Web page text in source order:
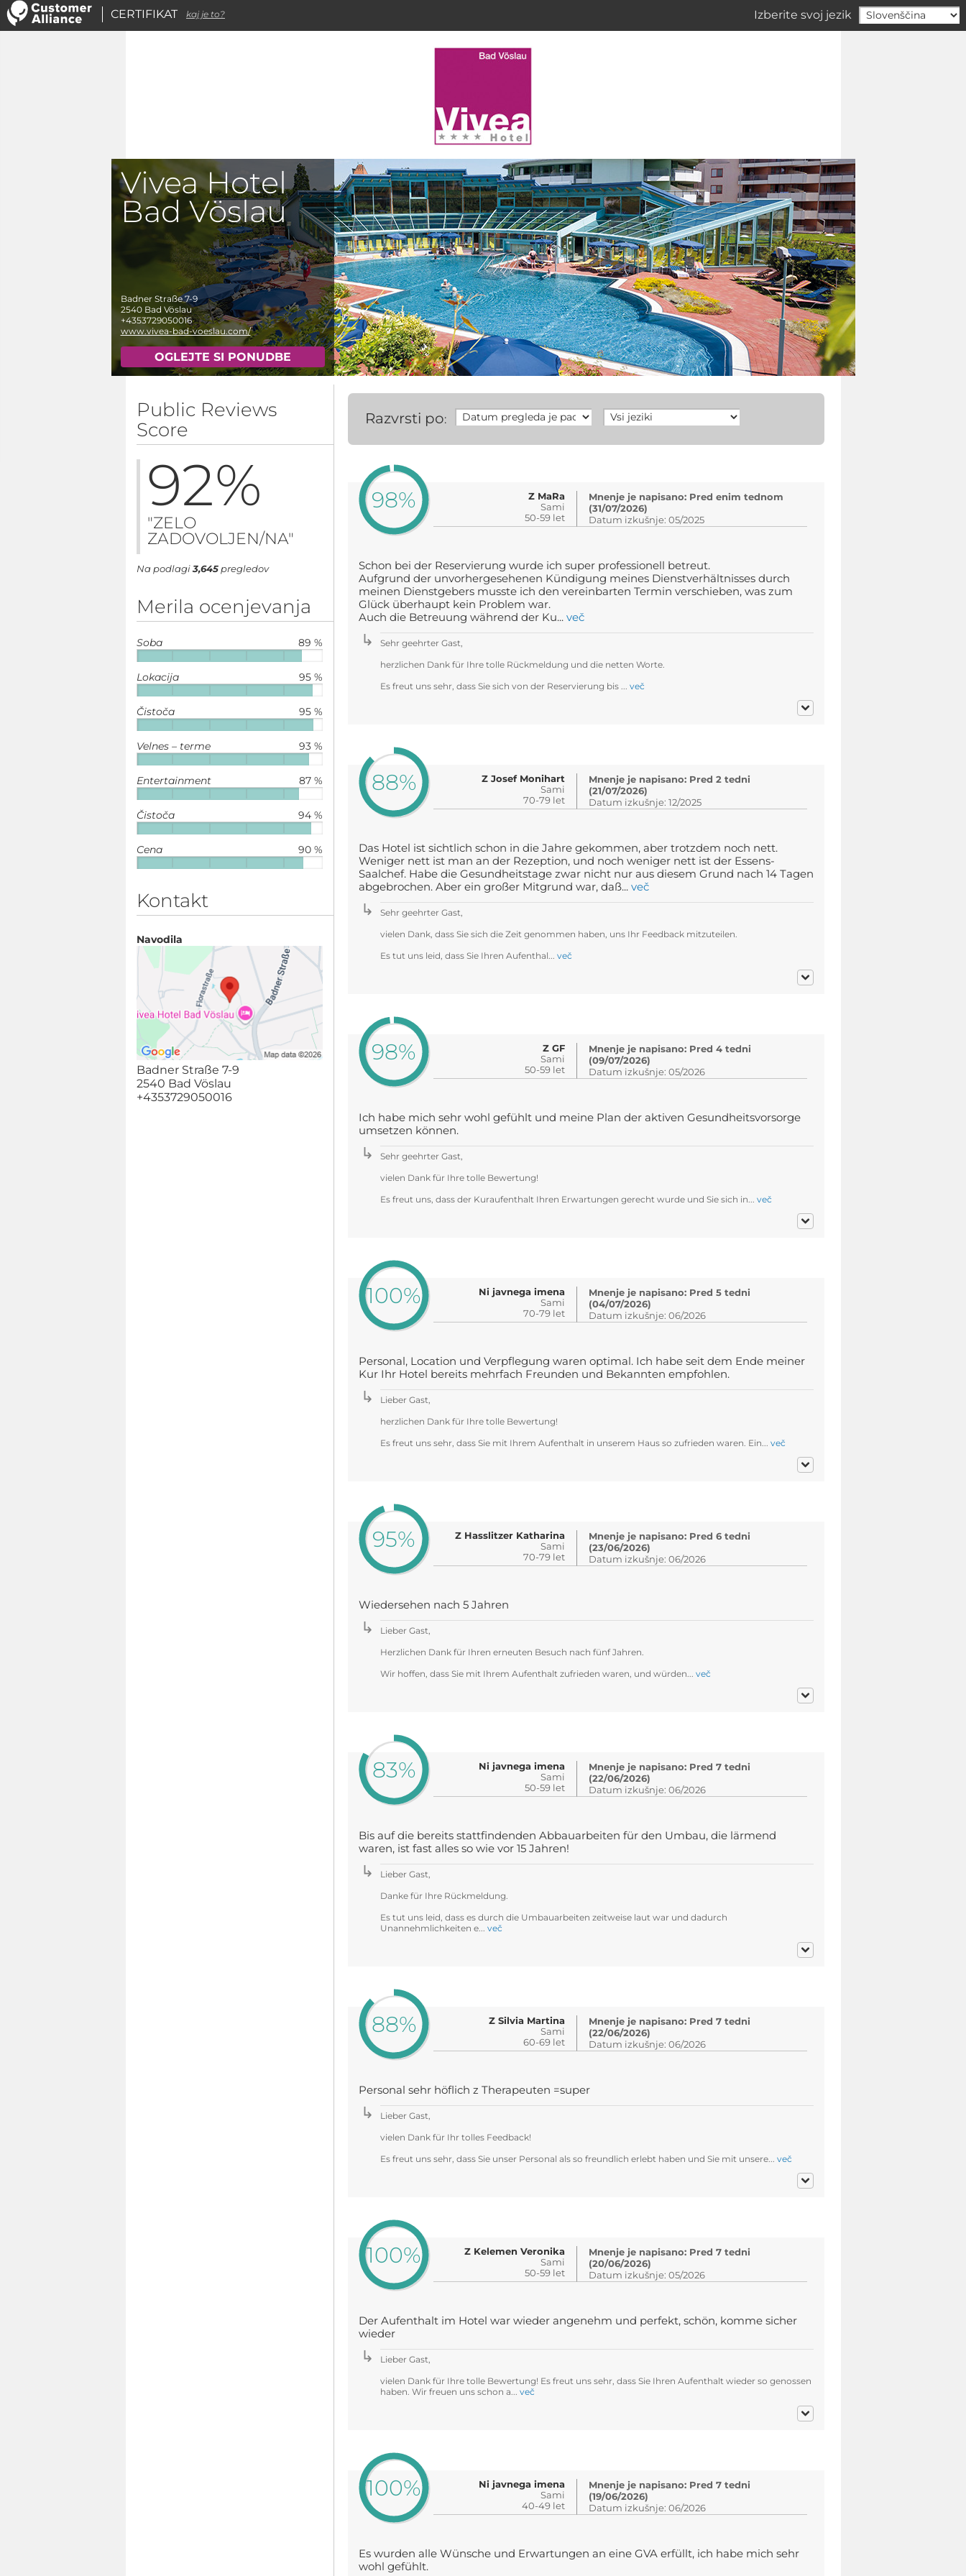
Izberite svoj jezik
Vivea Hotel
Bad Vöslau
Badner Straße 7-9
2540 Bad Vöslau
+4353729050016
www.vivea-bad-voeslau.com/
OGLEJTE SI PONUDBE
Public Reviews
Score
92%
"ZELO
ZADOVOLJEN/NA"
Na podlagi3,645pregledov
Merila ocenjevanja
89 %
Soba
95 %
Lokacija
95 %
Čistoča
93 %
Velnes – terme
87 %
Entertainment
94 %
Čistoča
90 %
Cena
Kontakt
Navodila
Badner Straße 7-9
2540 Bad Vöslau
+4353729050016
Razvrsti po:
98%
Z MaRa
Sami
50-59 let
Mnenje je napisano: Pred enim tednom
(31/07/2026)
Datum izkušnje: 05/2025
Schon bei der Reservierung wurde ich super professionell betreut.
Aufgrund der unvorhergesehenen Kündigung meines Dienstverhältnisses durch
meinen Dienstgebers musste ich den vereinbarten Termin verschieben, was zum
Glück überhaupt kein Problem war.
Auch die Betreuung während der Ku... več
Sehr geehrter Gast,
herzlichen Dank für Ihre tolle Rückmeldung und die netten Worte.
Es freut uns sehr, dass Sie sich von der Reservierung bis ... več
88%
Z Josef Monihart
Sami
70-79 let
Mnenje je napisano: Pred 2 tedni
(21/07/2026)
Datum izkušnje: 12/2025
Das Hotel ist sichtlich schon in die Jahre gekommen, aber trotzdem noch nett.
Weniger nett ist man an der Rezeption, und noch weniger nett ist der Essens-
Saalchef. Habe die Gesundheitstage zwar nicht nur aus diesem Grund nach 14 Tagen
abgebrochen. Aber ein großer Mitgrund war, daß... več
Sehr geehrter Gast,
vielen Dank, dass Sie sich die Zeit genommen haben, uns Ihr Feedback mitzuteilen.
Es tut uns leid, dass Sie Ihren Aufenthal... več
98%
Z GF
Sami
50-59 let
Mnenje je napisano: Pred 4 tedni
(09/07/2026)
Datum izkušnje: 05/2026
Ich habe mich sehr wohl gefühlt und meine Plan der aktiven Gesundheitsvorsorge
umsetzen können.
Sehr geehrter Gast,
vielen Dank für Ihre tolle Bewertung!
Es freut uns, dass der Kuraufenthalt Ihren Erwartungen gerecht wurde und Sie sich in... več
100%
Ni javnega imena
Sami
70-79 let
Mnenje je napisano: Pred 5 tedni
(04/07/2026)
Datum izkušnje: 06/2026
Personal, Location und Verpflegung waren optimal. Ich habe seit dem Ende meiner
Kur Ihr Hotel bereits mehrfach Freunden und Bekannten empfohlen.
Lieber Gast,
herzlichen Dank für Ihre tolle Bewertung!
Es freut uns sehr, dass Sie mit Ihrem Aufenthalt in unserem Haus so zufrieden waren. Ein... več
95%
Z Hasslitzer Katharina
Sami
70-79 let
Mnenje je napisano: Pred 6 tedni
(23/06/2026)
Datum izkušnje: 06/2026
Wiedersehen nach 5 Jahren
Lieber Gast,
Herzlichen Dank für Ihren erneuten Besuch nach fünf Jahren.
Wir hoffen, dass Sie mit Ihrem Aufenthalt zufrieden waren, und würden... več
83%
Ni javnega imena
Sami
50-59 let
Mnenje je napisano: Pred 7 tedni
(22/06/2026)
Datum izkušnje: 06/2026
Bis auf die bereits stattfindenden Abbauarbeiten für den Umbau, die lärmend
waren, ist fast alles so wie vor 15 Jahren!
Lieber Gast,
Danke für Ihre Rückmeldung.
Es tut uns leid, dass es durch die Umbauarbeiten zeitweise laut war und dadurch
Unannehmlichkeiten e... več
88%
Z Silvia Martina
Sami
60-69 let
Mnenje je napisano: Pred 7 tedni
(22/06/2026)
Datum izkušnje: 06/2026
Personal sehr höflich z Therapeuten =super
Lieber Gast,
vielen Dank für Ihr tolles Feedback!
Es freut uns sehr, dass Sie unser Personal als so freundlich erlebt haben und Sie mit unsere... več
100%
Z Kelemen Veronika
Sami
50-59 let
Mnenje je napisano: Pred 7 tedni
(20/06/2026)
Datum izkušnje: 05/2026
Der Aufenthalt im Hotel war wieder angenehm und perfekt, schön, komme sicher
wieder
Lieber Gast,
vielen Dank für Ihre tolle Bewertung! Es freut uns sehr, dass Sie Ihren Aufenthalt wieder so genossen
haben. Wir freuen uns schon a... več
100%
Ni javnega imena
Sami
40-49 let
Mnenje je napisano: Pred 7 tedni
(19/06/2026)
Datum izkušnje: 06/2026
Es wurden alle Wünsche und Erwartungen an eine GVA erfüllt, ich habe mich sehr
wohl gefühlt.
CERTIFIKAT kaj je to?